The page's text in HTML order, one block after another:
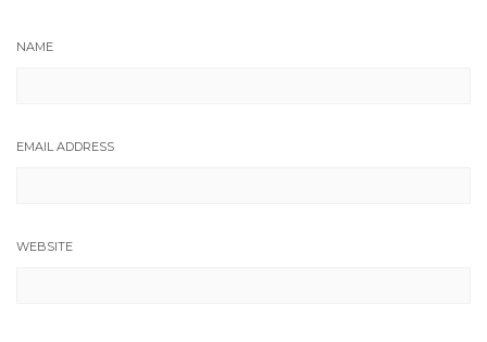
NAME
EMAIL ADDRESS
WEBSITE